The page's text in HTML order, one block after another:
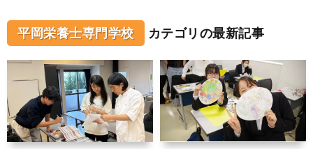
平岡栄養士専門学校 カテゴリの最新記事